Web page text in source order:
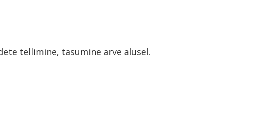
tellimine, tasumine arve alusel.